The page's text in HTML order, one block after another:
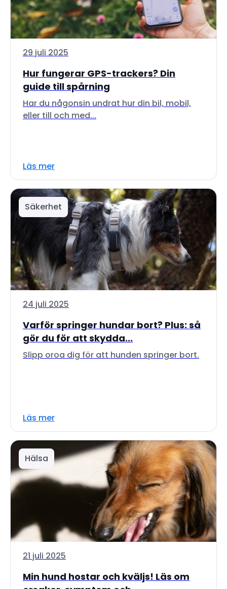
29 juli 2025
Hur fungerar GPS-trackers? Din
guide till spårning
Har du någonsin undrat hur din bil, mobil,
eller till och med...
Läs mer
Säkerhet
24 juli 2025
Varför springer hundar bort? Plus: så
gör du för att skydda...
Slipp oroa dig för att hunden springer bort.
Läs mer
Hälsa
21 juli 2025
Min hund hostar och kväljs! Läs om